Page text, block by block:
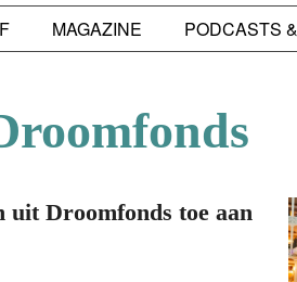
MAGAZINE PODCASTS
Droomfonds toe aan